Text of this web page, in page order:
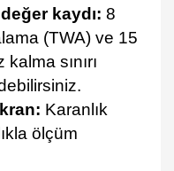
kaydı: 8
(TWA) ve 15
sınırı
Karanlık
ölçüm